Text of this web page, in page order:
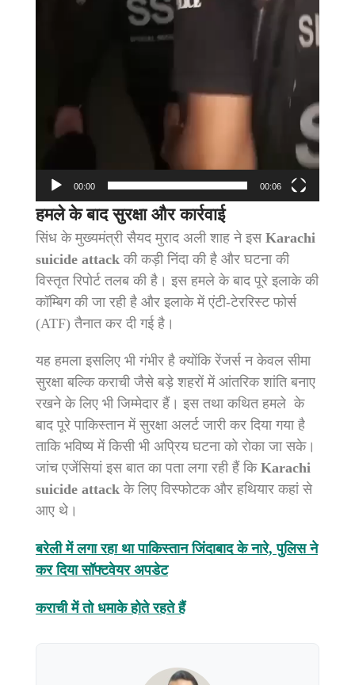
00:00 00:06
हमले के बाद सुरक्षा और कार्रवाई
सिंध के मुख्यमंत्री सैयद मुराद अली शाह ने इस Karachi
suicide attack की कड़ी निंदा की है और घटना की
विस्तृत रिपोर्ट तलब की है। इस हमले के बाद पूरे इलाके की
कॉम्बिग की जा रही है और इलाके में एंटी-टेररिस्ट फोर्स
(ATF) तैनात कर दी गई है।
यह हमला इसलिए भी गंभीर है क्योंकि रेंजर्स न केवल सीमा
सुरक्षा बल्कि कराची जैसे बड़े शहरों में आंतरिक शांति बनाए
रखने के लिए भी जिम्मेदार हैं। इस तथा कथित हमले के
बाद पूरे पाकिस्तान में सुरक्षा अलर्ट जारी कर दिया गया है
ताकि भविष्य में किसी भी अप्रिय घटना को रोका जा सके।
जांच एजेंसियां इस बात का पता लगा रही हैं कि Karachi
suicide attack के लिए विस्फोटक और हथियार कहां से
आए थे।
बरेली में लगा रहा था पाकिस्तान जिंदाबाद के नारे, पुलिस ने
कर दिया सॉफ्टवेयर अपडेट
कराची में तो धमाके होते रहते हैं